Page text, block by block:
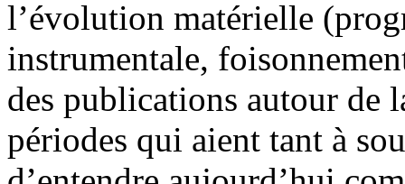
l’évolution matérielle
instrumentale,
des publications autour de
périodes qui aient tant à